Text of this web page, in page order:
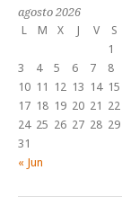
agosto 2026
L
M X J V S
1
3
4 5 6 7 8
10 11 12 13 14 15
17 18 19 20 21 22
24 25 26 27 28 29
31
« Jun